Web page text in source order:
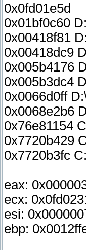
0x0fd01e5d
0x01bf0c60
0x00418f81
0x00418dc9
0x005b4176
0x005b3dc4
0x0066d0ff
0x0068e2b6
0x76e81154
0x7720b429
0x7720b3fc
eax:
ecx:
esi:
ebp: